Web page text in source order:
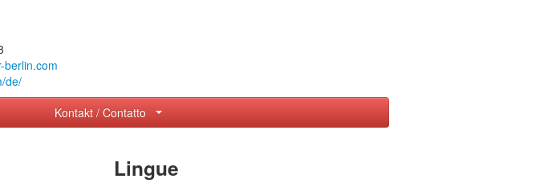
berlin.com
de/
Kontakt / Contatto
Lingue